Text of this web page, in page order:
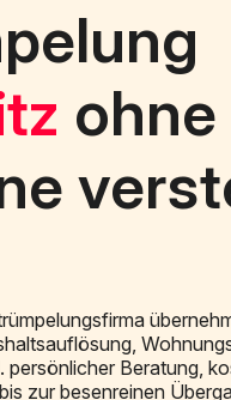
ohne
persönlicher Beratung,
zur besenreinen